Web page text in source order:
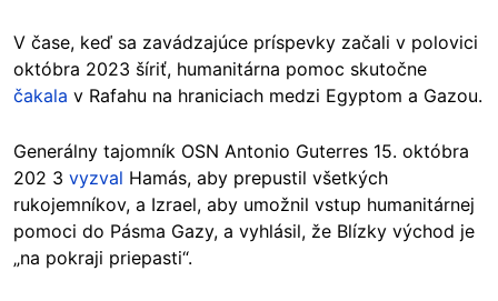
V čase, keď sa zavádzajúce príspevky začali v polovici
októbra 2023 šíriť, humanitárna pomoc skutočne
čakala v Rafahu na hraniciach medzi Egyptom a Gazou.
Generálny tajomník OSN Antonio Guterres 15. októbra
202 3 vyzval Hamás, aby prepustil všetkých
rukojemníkov, a Izrael, aby umožnil vstup humanitárnej
pomoci do Pásma Gazy, a vyhlásil, že Blízky východ je
„na pokraji priepasti“.